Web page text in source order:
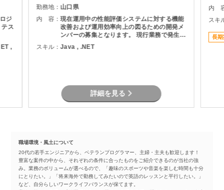
ジ
ス
,
勤務地： 山口県
内 容：現在運用中の性能評価システムに対する機能
改善および運用効率向上の図るための開発メ
ンバーの募集となります。 現行業務で発生し
ている課題を整理し、機能追加を実現しま
す。
スキル：Java , .NET
詳細を見る
内
スキ
長期
職場環境・風土について
20代の若手エンジニアから、ベテランプログラマー、主婦・主夫も歓迎します！
豊富な案件の中から、それぞれの条件に合ったものをご紹介できるのが当社の強
み。業務のボリュームが選べるので、「趣味のスポーツや音楽を楽しむ時間も十分
にとりたい。」「将来海外で勤務してみたいので英語のレッスンと平行したい。」
など、自分らしいワークライフバランスが保てます。